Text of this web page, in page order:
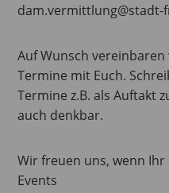
dam.vermittlung@stadt-
Auf Wunsch
Termine mit Euch.
Termine z.B. als Auftakt
auch denkbar.
Wir freuen uns, wenn Ihr
Events